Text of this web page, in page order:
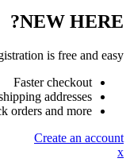
NEW HERE?
is free and easy!
Faster checkout
addresses
orders and more
Create an account
x